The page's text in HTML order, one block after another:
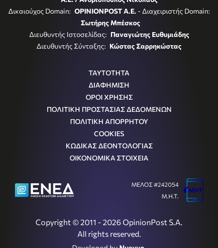
Δικαιούχος Domain: OPINIONPOST A.E. - Διαχειριστής Domain:
Σωτήρης Μπέσκος
Διευθυντής Ιστοσελίδας: Παναγιώτης Ευθυμιάδης
Διευθυντής Σύνταξης: Κώστας Σαρρηκώστας
ΤΑΥΤΟΤΗΤΑ
ΔΙΑΦΗΜΙΣΗ
ΟΡΟΙ ΧΡΗΣΗΣ
ΠΟΛΙΤΙΚΗ ΠΡΟΣΤΑΣΙΑΣ ΔΕΔΟΜΕΝΩΝ
ΠΟΛΙΤΙΚΗ ΑΠΟΡΡΗΤΟΥ
COOKIES
ΚΩΔΙΚΑΣ ΔΕΟΝΤΟΛΟΓΙΑΣ
ΟΙΚΟΝΟΜΙΚΑ ΣΤΟΙΧΕΙΑ
Copyright © 2011 - 2026 OpinionPost S.A.
All rights reserved.
ΜΕΛΟΣ #242054
Μ.Η.Τ.